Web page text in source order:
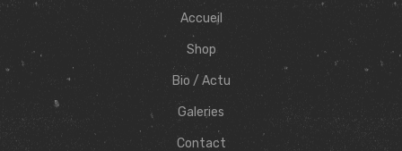
Accueil
Shop
Bio / Actu
Galeries
Contact